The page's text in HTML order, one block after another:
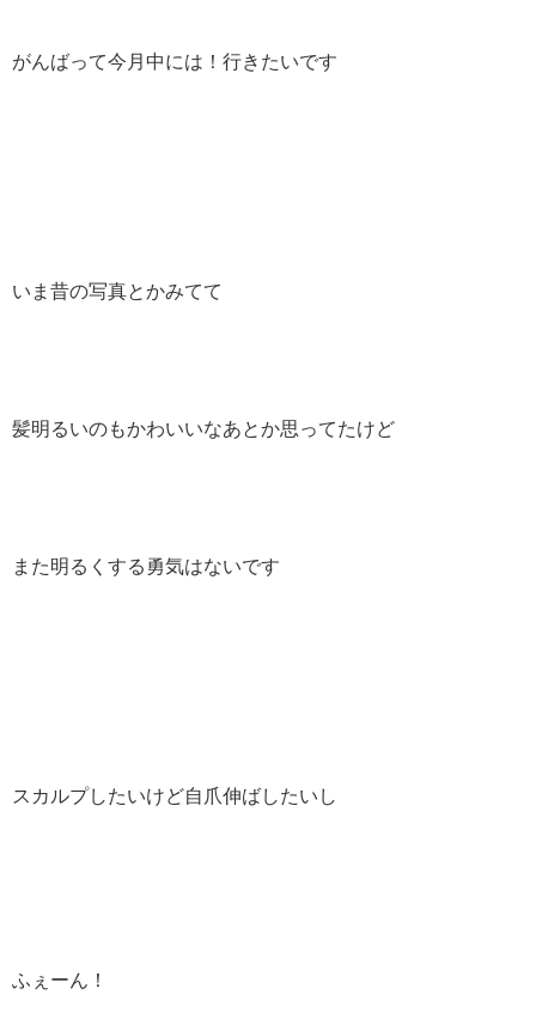
がんばって今月中には！行きたいです
いま昔の写真とかみてて
髪明るいのもかわいいなあとか思ってたけど
また明るくする勇気はないです
スカルプしたいけど自爪伸ばしたいし
ふぇーん！